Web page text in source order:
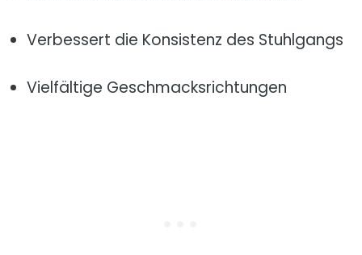
Verbessert die Konsistenz des Stuhlgangs
Vielfältige Geschmacksrichtungen